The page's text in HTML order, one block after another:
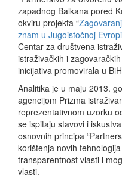
zapadnog Balkana pored
okviru projekta “
znam u Jugoistočnoj Evropi
Centar za društvena
istraživačkih i
inicijativa promovirala u
Analitika je u maju 2013.
agencijom Prizma
reprezentativnom uzorku
se ispitaju stavovi i
osnovnih principa
korištenja novih
transparentnost vlasti i
vlasti.